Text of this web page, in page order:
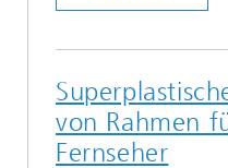
von Rahmen
Fernseher